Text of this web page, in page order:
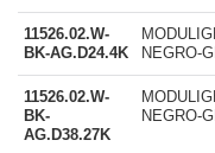
11526.02.W-
BK-AG.D24.4K
NEGRO-
11526.02.W-
BK-
AG.D38.27K
NEGRO-